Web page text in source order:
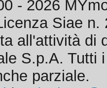
- 2026
Siae n.
all'attività di
S.p.A. Tutti
parziale.